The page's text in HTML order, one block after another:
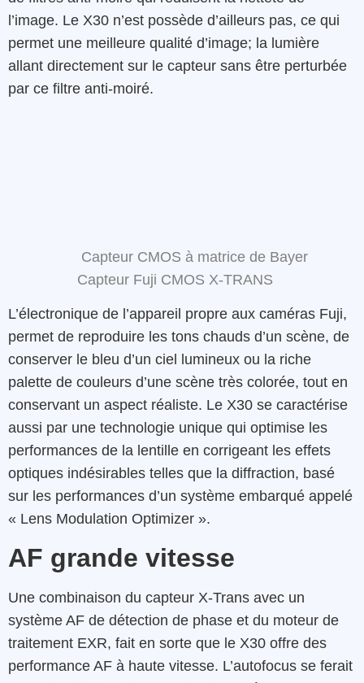
l’image. Le X30 n’est possède d’ailleurs pas, ce qui
permet une meilleure qualité d’image; la lumière
allant directement sur le capteur sans être perturbée
par ce filtre anti-moiré.
Capteur CMOS à matrice de Bayer
Capteur Fuji CMOS X-TRANS
L’électronique de l’appareil propre aux caméras Fuji,
permet de reproduire les tons chauds d’un scène, de
conserver le bleu d’un ciel lumineux ou la riche
palette de couleurs d’une scène très colorée, tout en
conservant un aspect réaliste. Le X30 se caractérise
aussi par une technologie unique qui optimise les
performances de la lentille en corrigeant les effets
optiques indésirables telles que la diffraction, basé
sur les performances d’un système embarqué appelé
« Lens Modulation Optimizer ».
AF grande vitesse
Une combinaison du capteur X-Trans avec un
système AF de détection de phase et du moteur de
traitement EXR, fait en sorte que le X30 offre des
performance AF à haute vitesse. L’autofocus se ferait